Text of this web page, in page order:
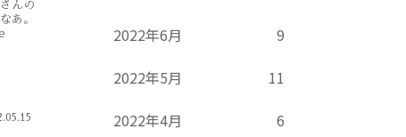
んの
あ。
2022年6月
9
2022年5月
11
2022年4月
6